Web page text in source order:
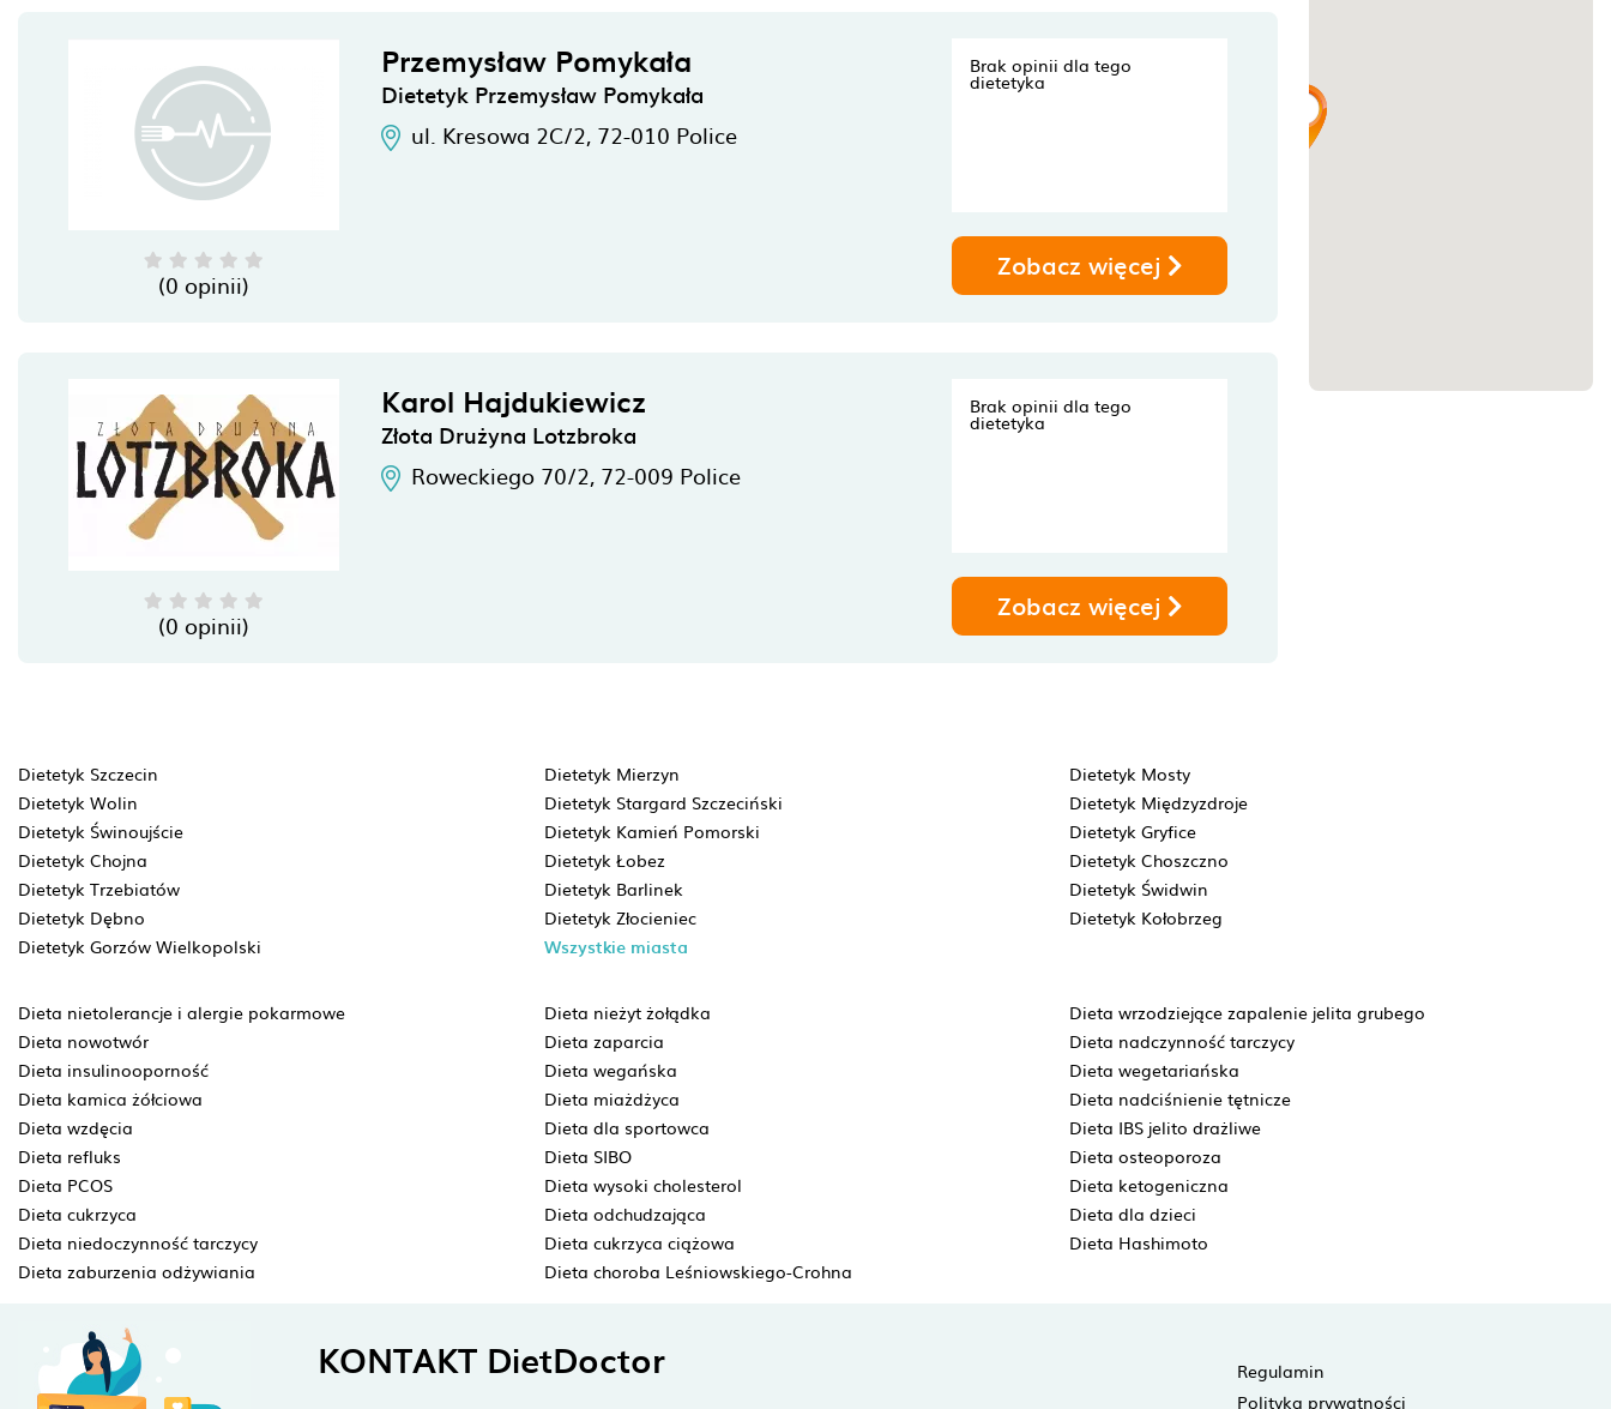
(0 opinii)
Przemysław Pomykała
Dietetyk Przemysław Pomykała
ul. Kresowa 2C/2, 72-010 Police
Brak opinii dla tego
dietetyka
Zobacz więcej
(0 opinii)
Karol Hajdukiewicz
Złota Drużyna Lotzbroka
Roweckiego 70/2, 72-009 Police
Brak opinii dla tego
dietetyka
Zobacz więcej
Dietetyk Szczecin Dietetyk Mierzyn
Dietetyk Mosty
Dietetyk Wolin
Dietetyk Stargard Szczeciński
Dietetyk Międzyzdroje
Dietetyk Świnoujście
Dietetyk Kamień Pomorski
Dietetyk Gryfice
Dietetyk Chojna
Dietetyk Łobez
Dietetyk Choszczno
Dietetyk Trzebiatów
Dietetyk Barlinek
Dietetyk Świdwin
Dietetyk Dębno
Dietetyk Złocieniec
Dietetyk Kołobrzeg
Dietetyk Gorzów Wielkopolski
Wszystkie miasta
Dieta nietolerancje i alergie pokarmowe Dieta nieżyt żołądka
Dieta wrzodziejące zapalenie jelita grubego
Dieta nowotwór
Dieta zaparcia
Dieta nadczynność tarczycy
Dieta insulinooporność
Dieta wegańska
Dieta wegetariańska
Dieta kamica żółciowa
Dieta miażdżyca
Dieta nadciśnienie tętnicze
Dieta wzdęcia
Dieta dla sportowca
Dieta IBS jelito drażliwe
Dieta refluks
Dieta SIBO
Dieta osteoporoza
Dieta PCOS
Dieta wysoki cholesterol
Dieta ketogeniczna
Dieta cukrzyca
Dieta odchudzająca
Dieta dla dzieci
Dieta niedoczynność tarczycy
Dieta cukrzyca ciążowa
Dieta Hashimoto
Dieta zaburzenia odżywiania
Dieta choroba Leśniowskiego-Crohna
KONTAKT DietDoctor
Regulamin
Polityka prywatności